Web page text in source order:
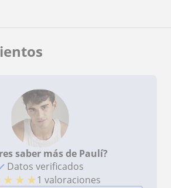
saber más de Paulí?
Datos verificados
★ ★ ★1 valoraciones